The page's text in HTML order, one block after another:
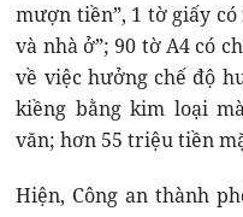
mượn tiền”, 1 tờ giấy
và nhà ở”; 90 tờ A4 có
về việc hưởng chế độ
kiềng bằng kim loại
văn; hơn 55 triệu tiền
Hiện, Công an thành